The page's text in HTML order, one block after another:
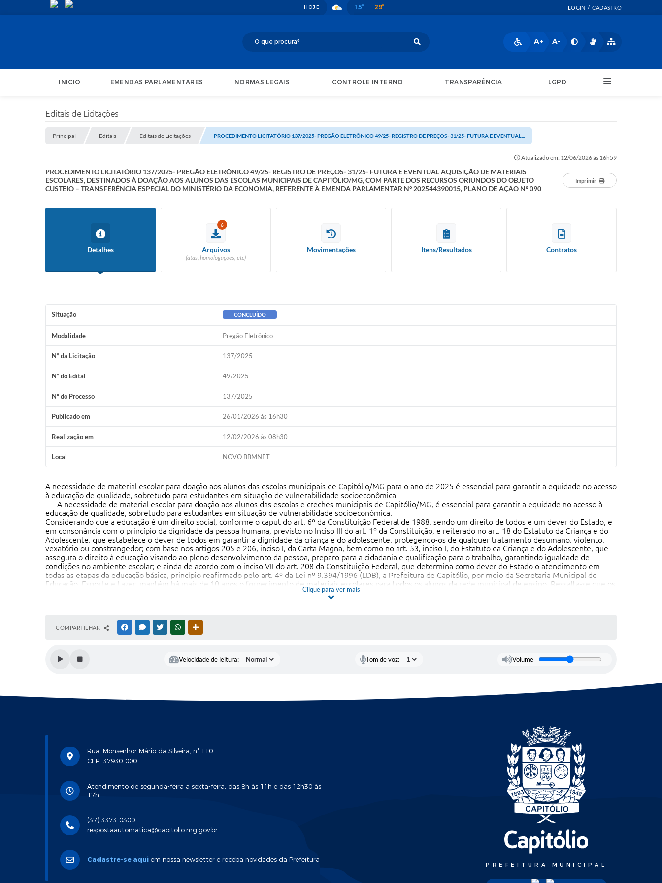
LOGIN / CADASTRO
A+ A-
HOJE 15° 29°
INICIO EMENDAS PARLAMENTARES NORMAS LEGAIS CONTROLE INTERNO TRANSPARÊNCIA LGPD
Editais de Licitações
Principal Editais Editais de Licitações PROCEDIMENTO LICITATÓRIO 137/2025- PREGÃO ELETRÔNICO 49/25- REGISTRO DE PREÇOS- 31/25- FUTURA E EVENTUAL...
Atualizado em: 12/06/2026 às 16h59
PROCEDIMENTO LICITATÓRIO 137/2025- PREGÃO ELETRÔNICO 49/25- REGISTRO DE PREÇOS- 31/25- FUTURA E EVENTUAL AQUISIÇÃO DE MATERIAIS
ESCOLARES, DESTINADOS À DOAÇÃO AOS ALUNOS DAS ESCOLAS MUNICIPAIS DE CAPITÓLIO/MG, COM PARTE DOS RECURSOS ORIUNDOS DO OBJETO
CUSTEIO – TRANSFERÊNCIA ESPECIAL DO MINISTÉRIO DA ECONOMIA, REFERENTE À EMENDA PARLAMENTAR Nº 202544390015, PLANO DE AÇÃO Nº 090
Imprimir
Detalhes
6
Arquivos
(atas, homologações, etc)
Movimentações Itens/Resultados Contratos
Situação CONCLUÍDO
Modalidade Pregão Eletrônico
Nº da Licitação 137/2025
Nº do Edital 49/2025
Nº do Processo 137/2025
Publicado em 26/01/2026 às 16h30
Realização em 12/02/2026 às 08h30
Local NOVO BBMNET
A necessidade de material escolar para doação aos alunos das escolas municipais de Capitólio/MG para o ano de 2025 é essencial para garantir a equidade no acesso
à educação de qualidade, sobretudo para estudantes em situação de vulnerabilidade socioeconômica.
A necessidade de material escolar para doação aos alunos das escolas e creches municipais de Capitólio/MG, é essencial para garantir a equidade no acesso à
educação de qualidade, sobretudo para estudantes em situação de vulnerabilidade socioeconômica.
Considerando que a educação é um direito social, conforme o caput do art. 6º da Constituição Federal de 1988, sendo um direito de todos e um dever do Estado, e
em consonância com o princípio da dignidade da pessoa humana, previsto no Inciso III do art. 1º da Constituição, e reiterado no art. 18 do Estatuto da Criança e do
Adolescente, que estabelece o dever de todos em garantir a dignidade da criança e do adolescente, protegendo-os de qualquer tratamento desumano, violento,
vexatório ou constrangedor; com base nos artigos 205 e 206, inciso I, da Carta Magna, bem como no art. 53, inciso I, do Estatuto da Criança e do Adolescente, que
assegura o direito à educação visando ao pleno desenvolvimento da pessoa, preparo para a cidadania e qualificação para o trabalho, garantindo igualdade de
condições no ambiente escolar; e ainda de acordo com o inciso VII do art. 208 da Constituição Federal, que determina como dever do Estado o atendimento em
todas as etapas da educação básica, princípio reafirmado pelo art. 4º da Lei nº 9.394/1996 (LDB), a Prefeitura de Capitólio, por meio da Secretaria Municipal de
Educação, Esporte e Lazer, mantém há mais de 10 anos o fornecimento de materiais escolares para todos os alunos da rede municipal de ensino. Ressalta-se que os
pais já esperam esse importante ajuda do município, o que evita o comprometimento da renda familiar com a compra de materiais escolares, aliviando o orçamento
das famílias e assegurando a permanência dos alunos nas atividades escolares com os recursos necessários.
proporcionando aos alunos as ferramentas necessárias para acompanhar o conteúdo e realizar as atividades propostas, além de contribuir para a melhoria do
desempenho acadêmico e da motivação escolar
Sendo assim, a presente demanda é justificada para atender às necessidades desta secretaria no exercício de suas atividades.
Clique para ver mais
COMPARTILHAR FACEBOOKMESSENGER
TWITTERWHATSAPP
Velocidade de leitura: Tom de voz: Volume
Rua: Monsenhor Mário da Silveira, n° 110
CEP: 37930-000
Atendimento de segunda-feira a sexta-feira, das 8h às 11h e das 12h30 às
17h.
(37) 3373-0300
respostaautomatica@capitolio.mg.gov.br
Cadastre-se aqui em nossa newsletter e receba novidades da Prefeitura
PREFEITURA MUNICIPAL